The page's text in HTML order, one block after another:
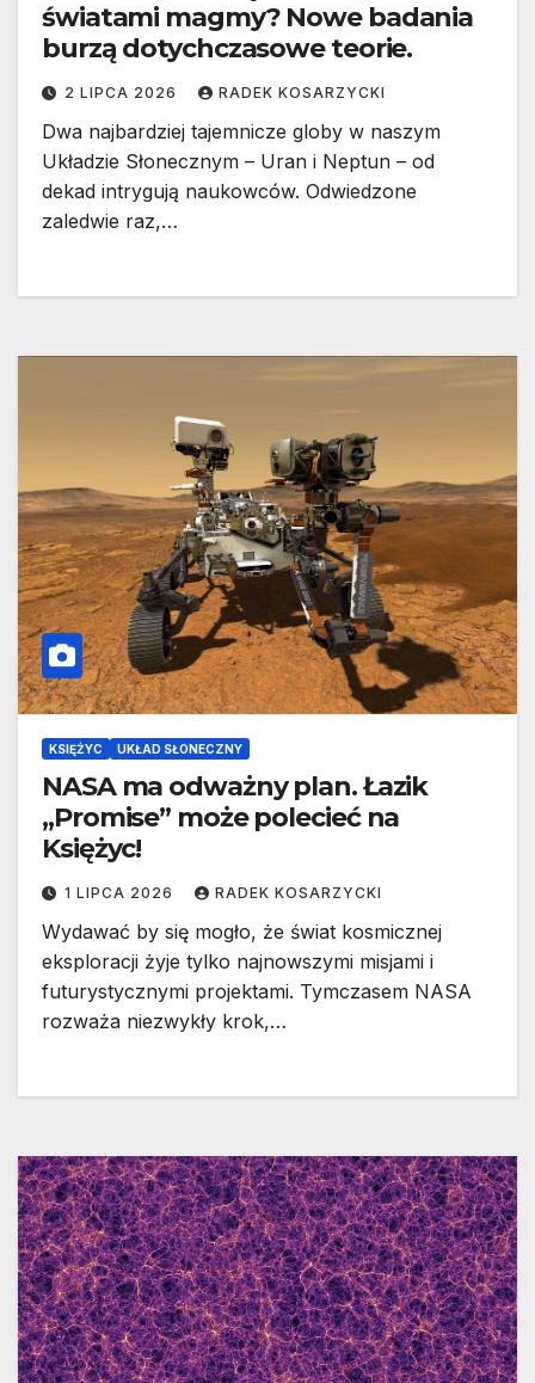
światami magmy? Nowe badania
burzą dotychczasowe teorie.
2 LIPCA 2026 RADEK KOSARZYCKI
Dwa najbardziej tajemnicze globy w naszym
Układzie Słonecznym – Uran i Neptun – od
dekad intrygują naukowców. Odwiedzone
zaledwie raz,…
KSIĘŻYC UKŁAD SŁONECZNY
NASA ma odważny plan. Łazik
„Promise” może polecieć na
Księżyc!
1 LIPCA 2026 RADEK KOSARZYCKI
Wydawać by się mogło, że świat kosmicznej
eksploracji żyje tylko najnowszymi misjami i
futurystycznymi projektami. Tymczasem NASA
rozważa niezwykły krok,…